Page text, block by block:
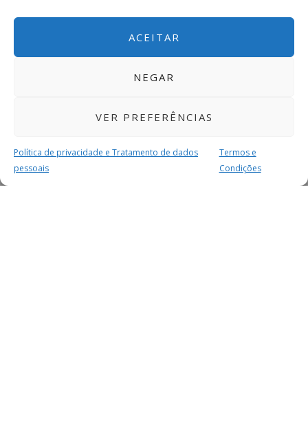
ACEITAR
NEGAR
VER PREFERÊNCIAS
Política de privacidade e Tratamento de dados
pessoais
Termos e
Condições